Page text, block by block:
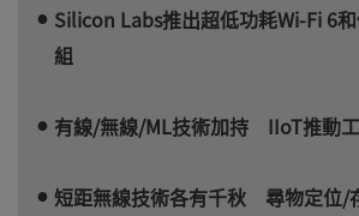
Silicon Labs推出超低功耗Wi-Fi 6
組
有線/無線/ML技術加持 IIoT推動
短距無線技術各有千秋 尋物定位/